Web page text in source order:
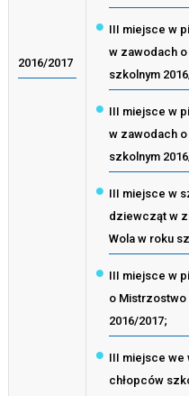
2016/2017
III miejsce w
w zawodach
szkolnym
III miejsce w
w zawodach
szkolnym
III miejsce w
dziewcząt w
Wola w roku
III miejsce w
o Mistrzostwo
2016/2017;
III miejsce we
chłopców